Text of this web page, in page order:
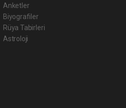
Anketler
Biyografiler
Rüya Tabirleri
Astroloji